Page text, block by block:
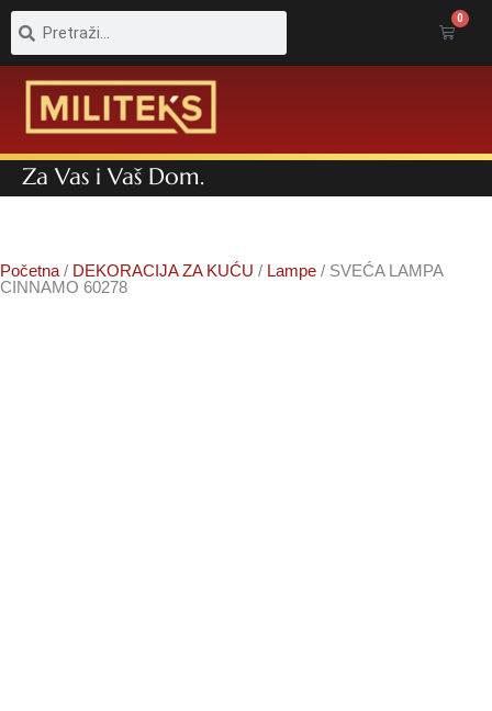
Pretraga 0
Cart
Za Vas i Vaš Dom.
Početna / DEKORACIJA ZA KUĆU / Lampe / SVEĆA LAMPA
CINNAMO 60278